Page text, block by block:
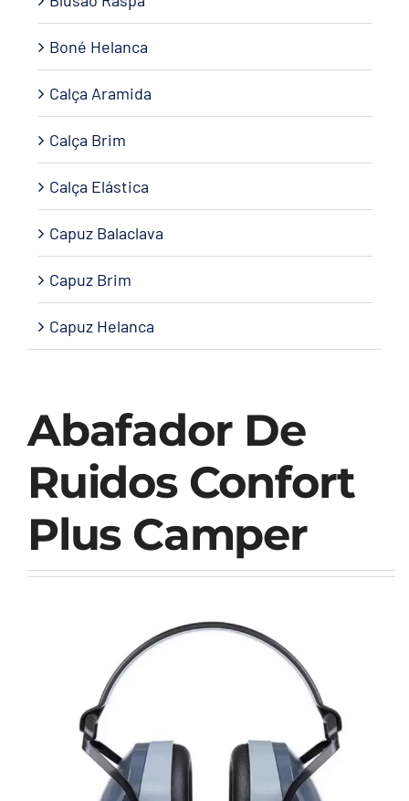
Abafador De
Ruidos Confort
Plus Camper
Boné Helanca
Calça Aramida
Calça Brim
Calça Elástica
Capuz Balaclava
Capuz Brim
Capuz Helanca